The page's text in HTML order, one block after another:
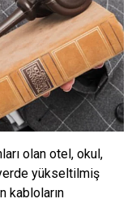
olan otel, okul,
yükseltilmiş
kabloların